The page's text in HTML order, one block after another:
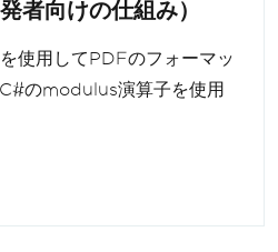
向けの仕組み）
使用してPDFのフォーマッ
のmodulus演算子を使用